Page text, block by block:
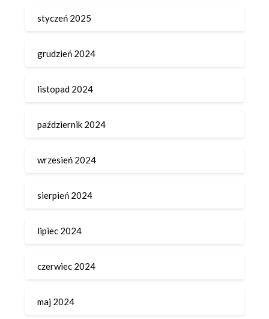
styczeń 2025
grudzień 2024
listopad 2024
październik 2024
wrzesień 2024
sierpień 2024
lipiec 2024
czerwiec 2024
maj 2024